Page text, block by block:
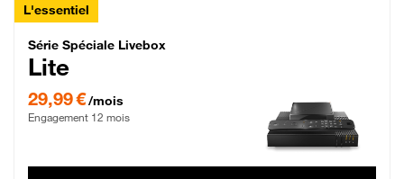
L'essentiel
Série Spéciale Livebox Lite Fibre
Série Spéciale Livebox
Lite
29,99 €/mois
Engagement 12 mois